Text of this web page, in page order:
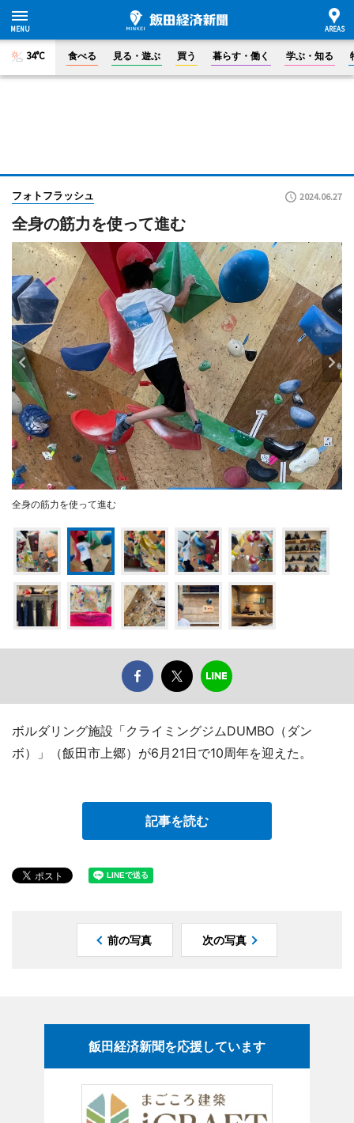
34°C 食べる 見る・遊ぶ 買う 暮らす・働く 学ぶ・知る
フォトフラッシュ 2024.06.27
全身の筋力を使って進む
全身の筋力を使って進む
ボルダリング施設「クライミングジムDUMBO（ダン
ボ）」（飯田市上郷）が6月21日で10周年を迎えた。
記事を読む
前の写真 次の写真
飯田経済新聞を応援しています